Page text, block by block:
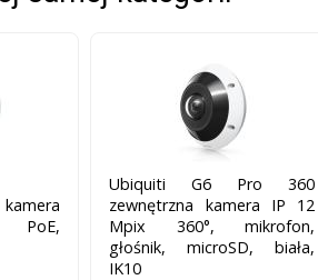
PoE,
Ubiquiti G6 Pro 360
zewnętrzna kamera IP 12
Mpix 360°, mikrofon,
głośnik, microSD, biała,
IK10